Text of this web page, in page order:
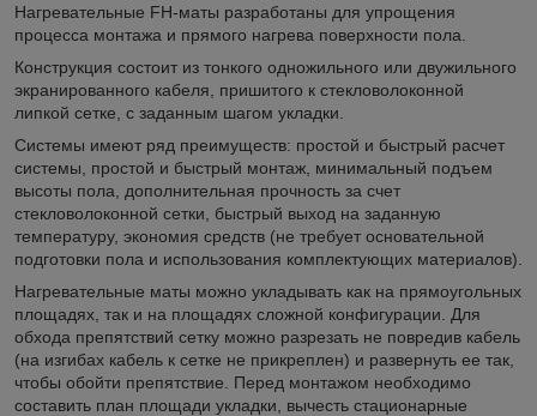
Нагревательные FH-маты разработаны для упрощения
процесса монтажа и прямого нагрева поверхности пола.
Конструкция состоит из тонкого одножильного или двужильного
экранированного кабеля, пришитого к стекловолоконной
липкой сетке, с заданным шагом укладки.
Системы имеют ряд преимуществ: простой и быстрый расчет
системы, простой и быстрый монтаж, минимальный подъем
высоты пола, дополнительная прочность за счет
стекловолоконной сетки, быстрый выход на заданную
температуру, экономия средств (не требует основательной
подготовки пола и использования комплектующих материалов).
Нагревательные маты можно укладывать как на прямоугольных
площадях, так и на площадях сложной конфигурации. Для
обхода препятствий сетку можно разрезать не повредив кабель
(на изгибах кабель к сетке не прикреплен) и развернуть ее так,
чтобы обойти препятствие. Перед монтажом необходимо
составить план площади укладки, вычесть стационарные